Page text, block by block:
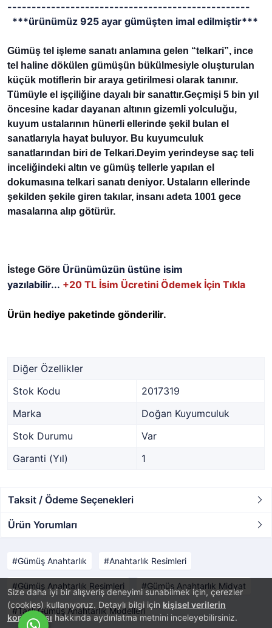
Size daha iyi bir alışveriş deneyimi sunabilmek için, çerezler
(cookies) kullanıyoruz. Detaylı bilgi için kişisel verilerin
korunmasıhakkında aydınlatma metnini inceleyebilirsiniz.
--------------------------------------------------
***ürünümüz 925 ayar gümüşten imal edilmiştir***
Gümüş tel işleme sanatı anlamına gelen “telkari”, ince
tel haline dökülen gümüşün bükülmesiyle oluşturulan
küçük motiflerin bir araya getirilmesi olarak tanınır.
Tümüyle el işçiliğine dayalı bir sanattır.Geçmişi 5 bin yıl
öncesine kadar dayanan altının gizemli yolculuğu,
kuyum ustalarının hünerli ellerinde şekil bulan el
sanatlarıyla hayat buluyor. Bu kuyumculuk
sanatlarından biri de Telkari.Deyim yerindeyse saç teli
inceliğindeki altın ve gümüş tellerle yapılan el
dokumasına telkari sanatı deniyor. Ustaların ellerinde
şekilden şekile giren takılar, insanı adeta 1001 gece
masalarına alıp götürür.
İstege Göre Ürünümüzün üstüne isim
yazılabilir... +20 TL İsim Ücretini Ödemek İçin Tıkla
Ürün hediye paketinde gönderilir.
Diğer Özellikler
Stok Kodu
2017319
Marka
Doğan Kuyumculuk
Stok Durumu
Var
Garanti (Yıl)
1
Taksit / Ödeme Seçenekleri
Ürün Yorumları
Gümüş Anahtarlık Anahtarlık Resimleri
Gümüş Anahtarlık Resimleri Gümüş Anahtarlık Midyat
Taşlı Gümüş Anahtarlık Modelleri